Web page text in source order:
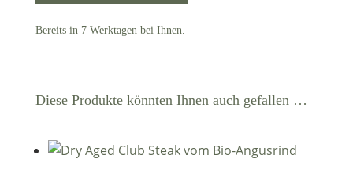
Bereits in 7 Werktagen bei Ihnen.
Diese Produkte könnten Ihnen auch gefallen …